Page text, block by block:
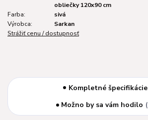
obliečky 120x90 cm
Farba:
sivá
Výrobca:
Sarkan
Strážiť cenu / dostupnosť
Kompletné špecifikácie
Možno by sa vám hodilo